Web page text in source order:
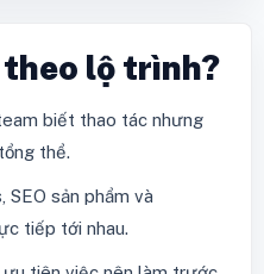
theo lộ trình?
biết thao tác nhưng
thể.
SEO sản phẩm và
tiếp tới nhau.